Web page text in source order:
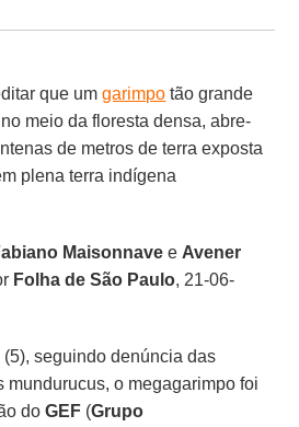
que umgarimpo tão grande
meio da floresta densa, abre-
de metros de terra exposta
plena terra indígena
Maisonnave e Avener
Folha de São Paulo, 21-06-
seguindo denúncia das
mundurucus, o megagarimpo foi
doGEF (Grupo